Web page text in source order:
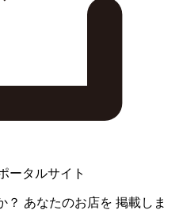
ータルサイト
？ あなたのお店を 掲載しま